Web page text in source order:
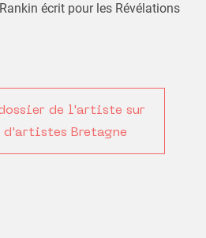
écrit pour les Révélations
de l'artiste sur
d'artistes Bretagne